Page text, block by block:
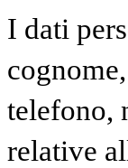
I dati
telefono,
relative